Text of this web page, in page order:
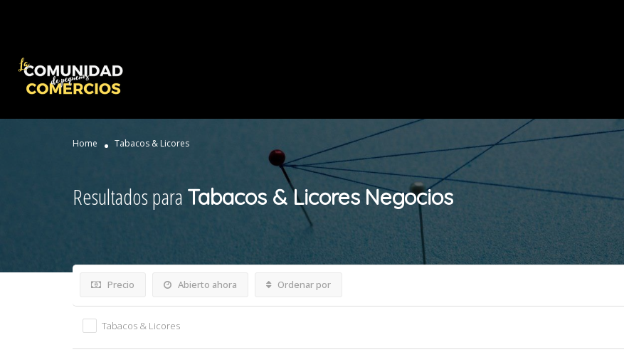
Home Tabacos & Licores
Resultados para Tabacos & Licores Negocios
Precio Abierto ahora Ordenar por
Tabacos & Licores